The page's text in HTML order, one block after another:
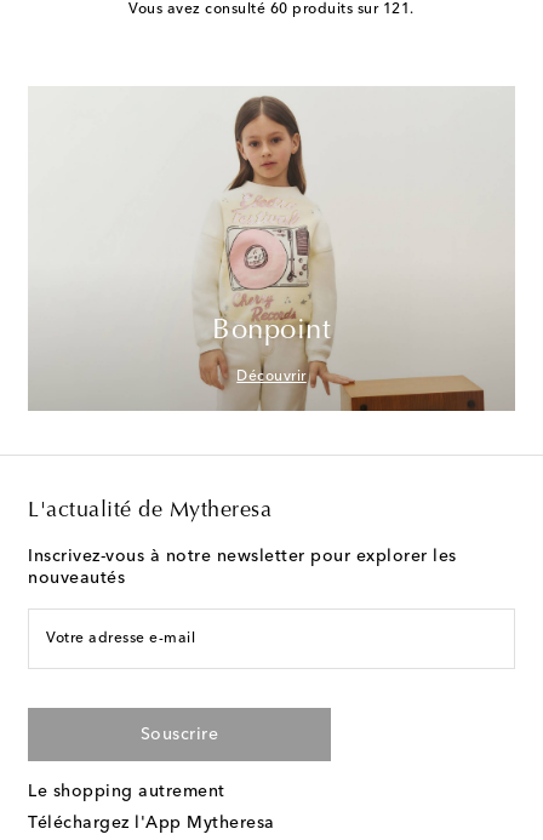
Vous avez consulté 60 produits sur 121.
Bonpoint
Découvrir
L'actualité de Mytheresa
Inscrivez-vous à notre newsletter pour explorer les
nouveautés
Votre adresse e-mail
Souscrire
Le shopping autrement
Téléchargez l'App Mytheresa